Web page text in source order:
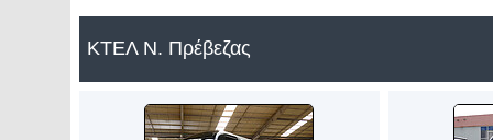
ΚΤΕΛ Ν. Πρέβεζας